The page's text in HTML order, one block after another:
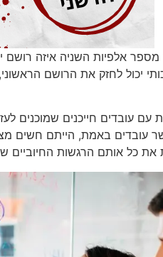
אלפיות השניה איזה רושם
יכול לחזק את הרושם
עם עובדים חייכנים
עובדים באמת, הייתם חשים
את כל אותם הרגשות